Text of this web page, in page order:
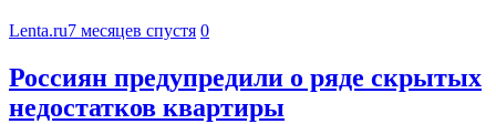
Lenta.ru7 месяцев спустя 0
Россиян предупредили о ряде скрытых
недостатков квартиры